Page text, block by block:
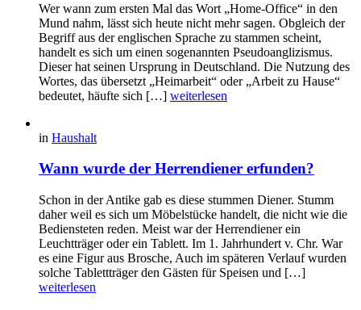
Wer wann zum ersten Mal das Wort „Home-Office“ in den
Mund nahm, lässt sich heute nicht mehr sagen. Obgleich der
Begriff aus der englischen Sprache zu stammen scheint,
handelt es sich um einen sogenannten Pseudoanglizismus.
Dieser hat seinen Ursprung in Deutschland. Die Nutzung des
Wortes, das übersetzt „Heimarbeit“ oder „Arbeit zu Hause“
bedeutet, häufte sich […] weiterlesen
in Haushalt
Wann wurde der Herrendiener erfunden?
Schon in der Antike gab es diese stummen Diener. Stumm
daher weil es sich um Möbelstücke handelt, die nicht wie die
Bediensteten reden. Meist war der Herrendiener ein
Leuchtträger oder ein Tablett. Im 1. Jahrhundert v. Chr. War
es eine Figur aus Brosche, Auch im späteren Verlauf wurden
solche Tablettträger den Gästen für Speisen und […]
weiterlesen